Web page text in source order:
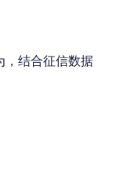
，结合征信数据